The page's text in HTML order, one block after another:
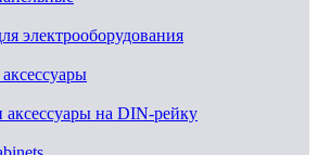
электрооборудования
аксессуары на DIN-рейку